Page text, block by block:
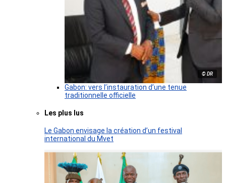
© DR
Gabon: vers l’instauration d’une tenue
traditionnelle officielle
Les plus lus
Le Gabon envisage la création d’un festival
international du Mvet